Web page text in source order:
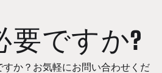
要ですか?
すか？お気軽にお問い合わせくだ